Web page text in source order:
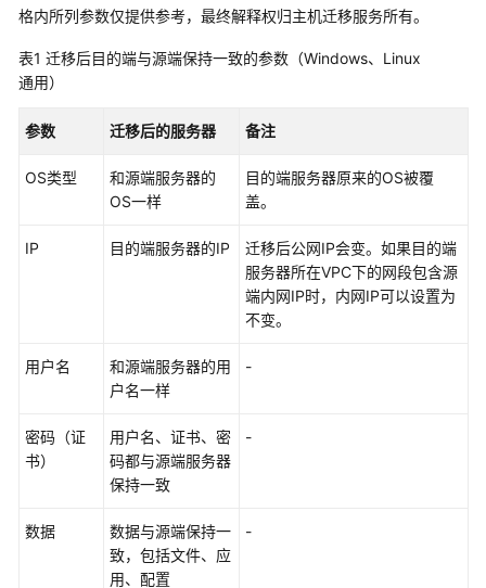
快
速
入
户
Agent
指
南
佳
格内所列参数仅提供参考，最终解释权归主机迁移服务所有。
表1 迁移后目的端与源端保持一致的参数（Windows、Linux
通用）
参数 迁移后的服务器 备注
OS类型
和源端服务器的
OS一样
目的端服务器原来的OS被覆
盖。
IP 目的端服务器的IP
迁移后公网IP会变。如果目的端
服务器所在VPC下的网段包含源
端内网IP时，内网IP可以设置为
不变。
用户名
和源端服务器的用
户名一样
-
密码（证
书）
用户名、证书、密
码都与源端服务器
保持一致
-
数据
数据与源端保持一
致，包括文件、应
用、配置
-